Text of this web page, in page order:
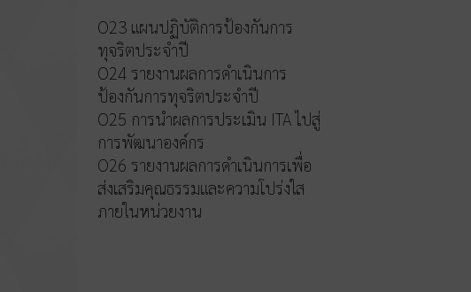
O23 แผนปฏิบัติการป้องกันการ
ทุจริตประจำปี
O24 รายงานผลการดำเนินการ
ป้องกันการทุจริตประจำปี
O25 การนำผลการประเมิน ITA ไปสู่
การพัฒนาองค์กร
O26 รายงานผลการดำเนินการเพื่อ
ส่งเสริมคุณธรรมและความโปร่งใส
ภายในหน่วยงาน